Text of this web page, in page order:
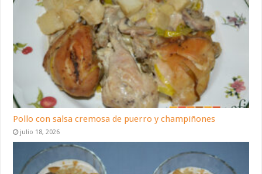
Pollo con salsa cremosa de puerro y champiñones
julio 18, 2026